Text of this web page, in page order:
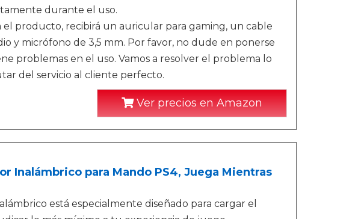
durante el uso.
el producto, recibirá un auricular para gaming, un cable
y micrófono de 3,5 mm. Por favor, no dude en ponerse
problemas en el uso. Vamos a resolver el problema lo
del servicio al cliente perfecto.
Ver precios en Amazon
Inalámbrico para Mando PS4, Juega Mientras
está especialmente diseñado para cargar el